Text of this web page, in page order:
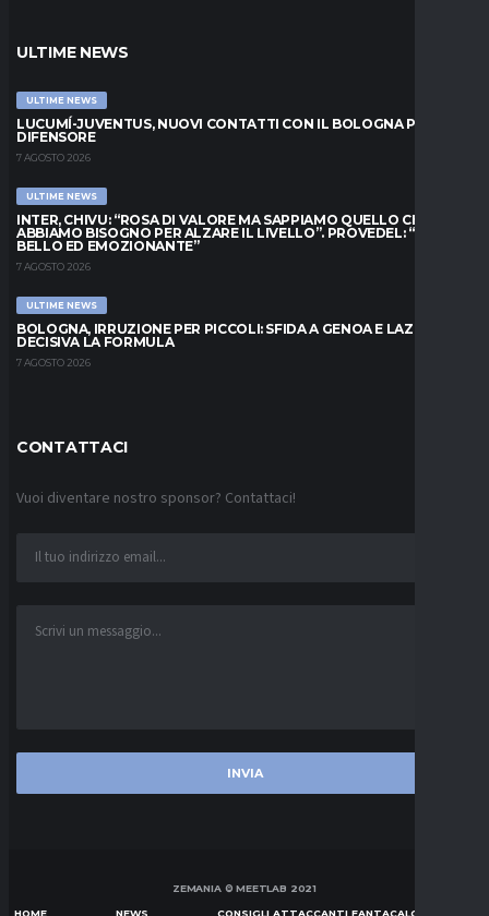
ULTIME NEWS
ULTIME NEWS
LUCUMÍ-JUVENTUS, NUOVI CONTATTI CON IL BOLOGNA PER IL
DIFENSORE
7 AGOSTO 2026
ULTIME NEWS
INTER, CHIVU: “ROSA DI VALORE MA SAPPIAMO QUELLO CHE
ABBIAMO BISOGNO PER ALZARE IL LIVELLO”. PROVEDEL: “MESE
BELLO ED EMOZIONANTE”
7 AGOSTO 2026
ULTIME NEWS
BOLOGNA, IRRUZIONE PER PICCOLI: SFIDA A GENOA E LAZIO,
DECISIVA LA FORMULA
7 AGOSTO 2026
CONTATTACI
Vuoi diventare nostro sponsor? Contattaci!
ZEMANIA © MEETLAB 2021
HOME NEWS CONSIGLI ATTACCANTI FANTACALCIO SERIE A